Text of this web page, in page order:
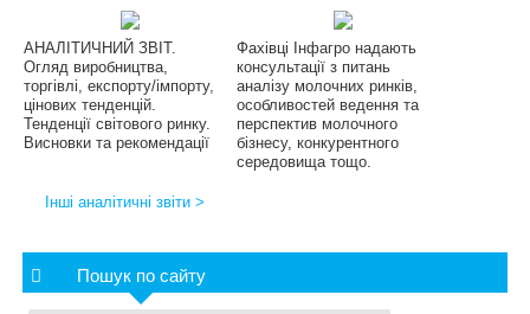
АНАЛІТИЧНИЙ ЗВІТ.
Огляд виробництва,
торгівлі, експорту/імпорту,
цінових тенденцій.
Тенденції світового ринку.
Висновки та рекомендації
Фахівці Інфагро надають
консультації з питань
аналізу молочних ринків,
особливостей ведення та
перспектив молочного
бізнесу, конкурентного
середовища тощо.
Інші аналітичні звіти >
Пошук по сайту